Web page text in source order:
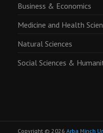
Business & Economics
Medicine and Health
Natural Sciences
Social Sciences &
Copyright © 2026 Arba Minch